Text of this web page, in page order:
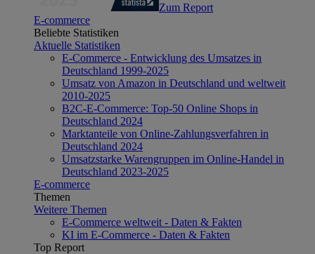
Zum Report
E-commerce
Beliebte Statistiken
Aktuelle Statistiken
E-Commerce - Entwicklung des Umsatzes in
Deutschland 1999-2025
Umsatz von Amazon in Deutschland und weltweit
2010-2025
B2C-E-Commerce: Top-50 Online Shops in
Deutschland 2024
Marktanteile von Online-Zahlungsverfahren in
Deutschland 2024
Umsatzstarke Warengruppen im Online-Handel in
Deutschland 2023-2025
E-commerce
Themen
Weitere Themen
E-Commerce weltweit - Daten & Fakten
KI im E-Commerce - Daten & Fakten
Top Report